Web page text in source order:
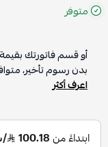
متوفر
أو قسم فاتورتك بقيمة
بدون رسوم تأخير،
اعرف أكثر